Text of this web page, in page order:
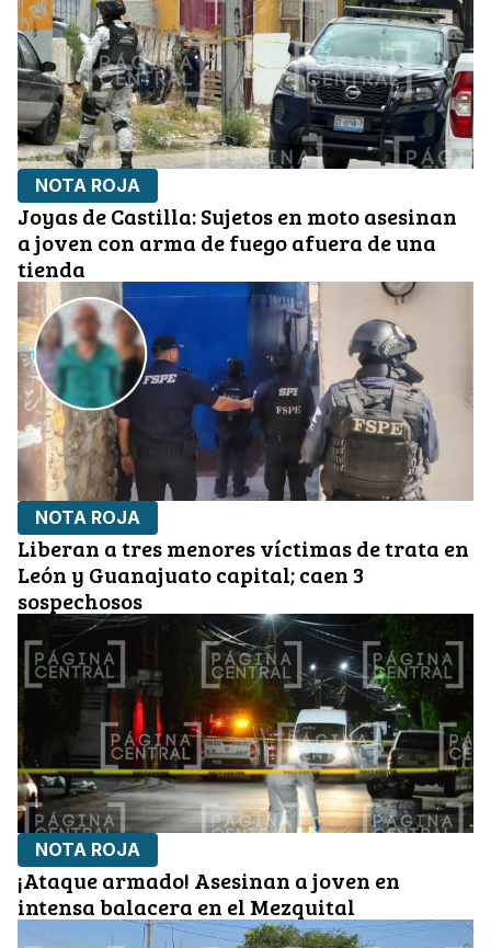
NOTA ROJA
Joyas de Castilla: Sujetos en moto asesinan
a joven con arma de fuego afuera de una
tienda
NOTA ROJA
Liberan a tres menores víctimas de trata en
León y Guanajuato capital; caen 3
sospechosos
NOTA ROJA
¡Ataque armado! Asesinan a joven en
intensa balacera en el Mezquital